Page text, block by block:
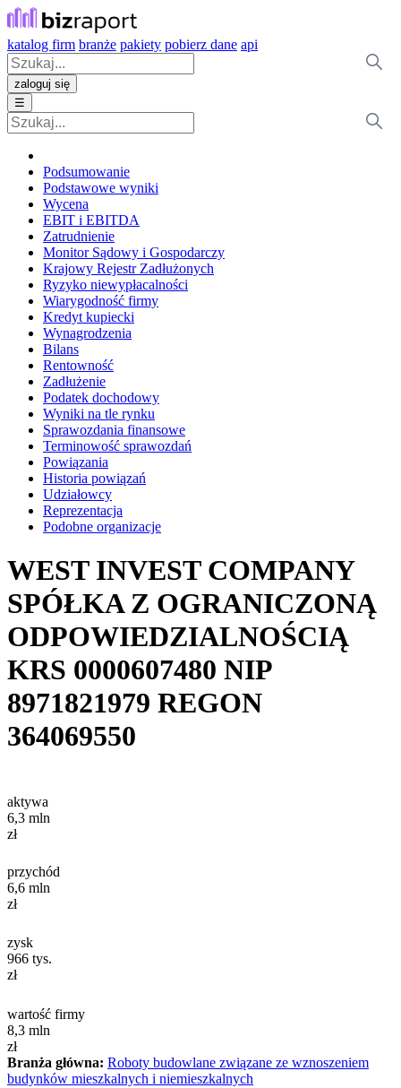
katalog firm branże pakiety pobierz dane api
zaloguj się
☰
Podsumowanie
Podstawowe wyniki
Wycena
EBIT i EBITDA
Zatrudnienie
Monitor Sądowy i Gospodarczy
Krajowy Rejestr Zadłużonych
Ryzyko niewypłacalności
Wiarygodność firmy
Kredyt kupiecki
Wynagrodzenia
Bilans
Rentowność
Zadłużenie
Podatek dochodowy
Wyniki na tle rynku
Sprawozdania finansowe
Terminowość sprawozdań
Powiązania
Historia powiązań
Udziałowcy
Reprezentacja
Podobne organizacje
WEST INVEST COMPANY
SPÓŁKA Z OGRANICZONĄ
ODPOWIEDZIALNOŚCIĄ
KRS 0000607480 NIP
8971821979 REGON
364069550
aktywa
6,3 mln
zł
przychód
6,6 mln
zł
zysk
966 tys.
zł
wartość firmy
8,3 mln
zł
Branża główna: Roboty budowlane związane ze wznoszeniem
budynków mieszkalnych i niemieszkalnych